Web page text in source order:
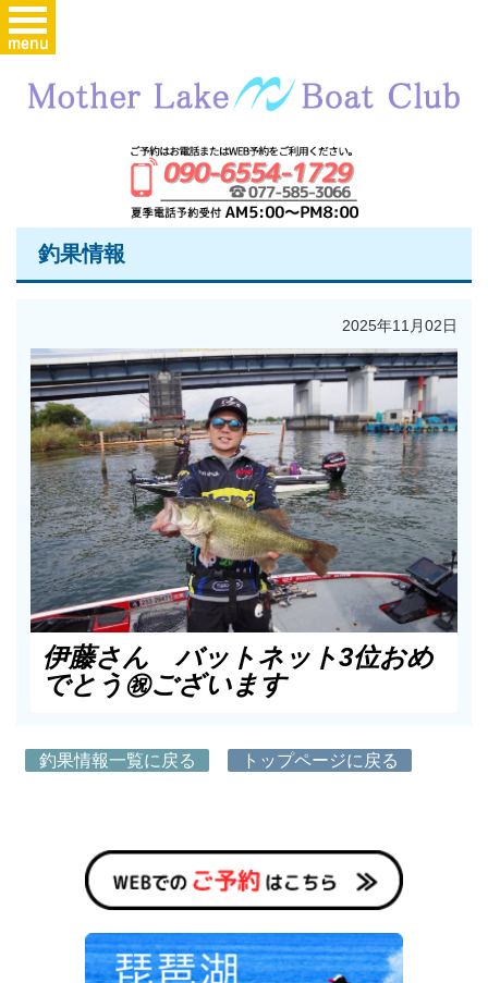
釣果情報
2025年11月02日
伊藤さん バットネット3位おめ
でとう㊗️ございます
釣果情報一覧に戻る トップページに戻る